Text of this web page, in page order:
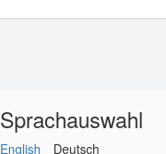
Sprachauswahl
English Deutsch